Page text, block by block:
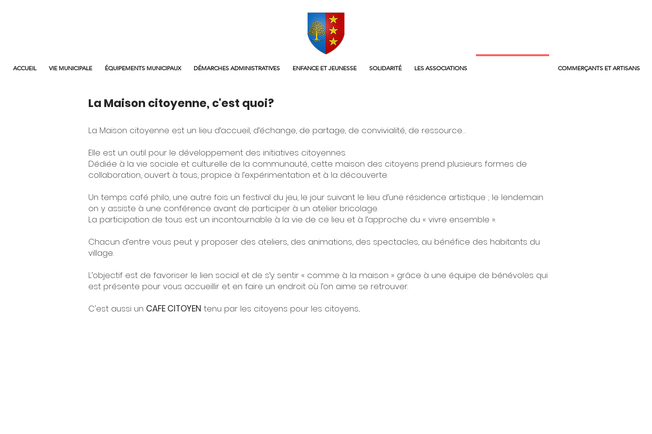
ACCUEIL VIE MUNICIPALE ÉQUIPEMENTS MUNICIPAUX DÉMARCHES ADMINISTRATIVES ENFANCE ET JEUNESSE SOLIDARITÉ LES ASSOCIATIONS COMMERÇANTS ET ARTISANS
La Maison citoyenne, c'est quoi?
La Maison citoyenne est un lieu d’accueil, d’échange, de partage, de convivialité, de ressource…
Elle est un outil pour le développement des initiatives citoyennes.
Dédiée à la vie sociale et culturelle de la communauté, cette maison des citoyens prend plusieurs formes de
collaboration, ouvert à tous, propice à l’expérimentation et à la découverte.
Un temps café philo, une autre fois un festival du jeu, le jour suivant le lieu d’une résidence artistique ; le lendemain
on y assiste à une conférence avant de participer à un atelier bricolage.
La participation de tous est un incontournable à la vie de ce lieu et à l’approche du « vivre ensemble ».
Chacun d’entre vous peut y proposer des ateliers, des animations, des spectacles, au bénéfice des habitants du
village.
L’objectif est de favoriser le lien social et de s’y sentir « comme à la maison » grâce à une équipe de bénévoles qui
est présente pour vous accueillir et en faire un endroit où l’on aime se retrouver.
C'est aussi un CAFE CITOYEN tenu par les citoyens pour les citoyens...